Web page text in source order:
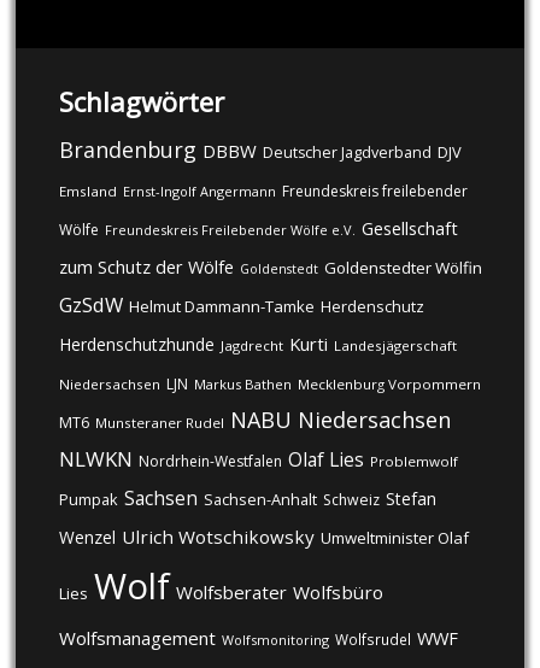
Schlagwörter
Brandenburg DBBW Deutscher Jagdverband DJV
Emsland Ernst-Ingolf Angermann Freundeskreis freilebender
Wölfe Freundeskreis Freilebender Wölfe e.V. Gesellschaft
zum Schutz der Wölfe Goldenstedt Goldenstedter Wölfin
GzSdW Helmut Dammann-Tamke Herdenschutz
Herdenschutzhunde Jagdrecht Kurti Landesjägerschaft
Niedersachsen LJN Markus Bathen Mecklenburg Vorpommern
MT6 Munsteraner Rudel NABU Niedersachsen
NLWKN Nordrhein-Westfalen Olaf Lies Problemwolf
Pumpak Sachsen Sachsen-Anhalt Schweiz Stefan
Wenzel Ulrich Wotschikowsky Umweltminister Olaf
Lies Wolf Wolfsberater Wolfsbüro
Wolfsmanagement Wolfsmonitoring Wolfsrudel WWF